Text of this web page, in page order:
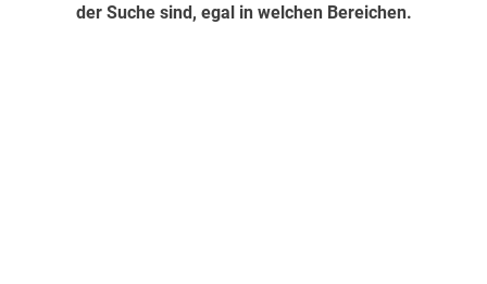
der Suche sind, egal in welchen Bereichen.